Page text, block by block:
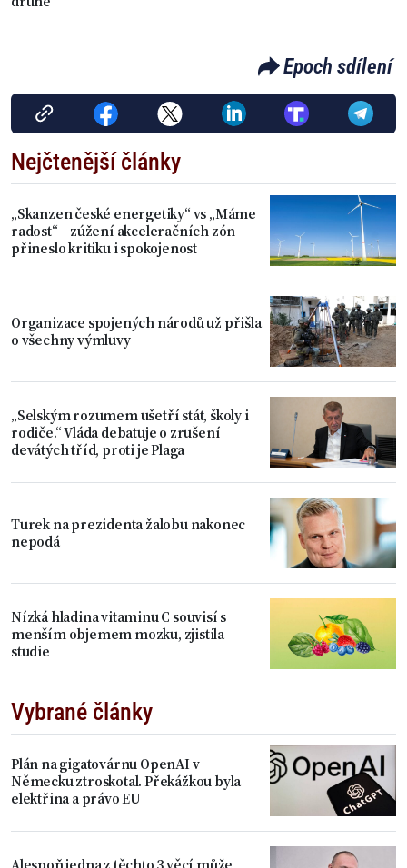
Epoch sdílení
Nejčtenější články
„Skanzen české energetiky“ vs „Máme
radost“ – zúžení akceleračních zón
přineslo kritiku i spokojenost
Organizace spojených národů už přišla
o všechny výmluvy
„Selským rozumem ušetří stát, školy i
rodiče.“ Vláda debatuje o zrušení
devátých tříd, proti je Plaga
Turek na prezidenta žalobu nakonec
nepodá
Nízká hladina vitaminu C souvisí s
menším objemem mozku, zjistila
studie
Vybrané články
Plán na gigatovárnu OpenAI v
Německu ztroskotal. Překážkou byla
elektřina a právo EU